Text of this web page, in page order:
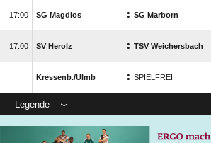
 SG Magdlos : SG Marborn
 SV Herolz : TSV Weichersbach
Kressenb./​Ulmb : SPIELFREI
Legende